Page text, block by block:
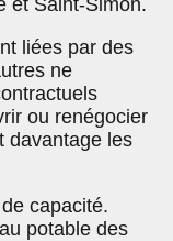
et Saint-Simon.
liées par des
ne
ou renégocier
davantage les
capacité.
potable des